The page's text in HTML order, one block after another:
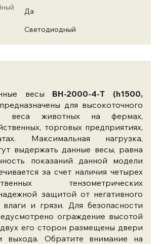
Да
Светодиодный
весы ВН-2000-4-Т (h1500,
предназначены для высокоточного
веса животных на фермах,
торговых предприятиях,
Максимальная нагрузка,
выдержать данные весы, равна
показаний данной модели
за счет наличия четырех
тензометрических
защитой от негативного
влаги и грязи. Для безопасности
ограждение высотой
его сторон размещены двери
выхода. Обратите внимание на